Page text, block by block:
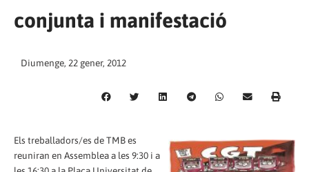
conjunta i manifestació
Diumenge, 22 gener, 2012
Els treballadors/es de TMB es
reuniran en Assemblea a les 9:30 i a